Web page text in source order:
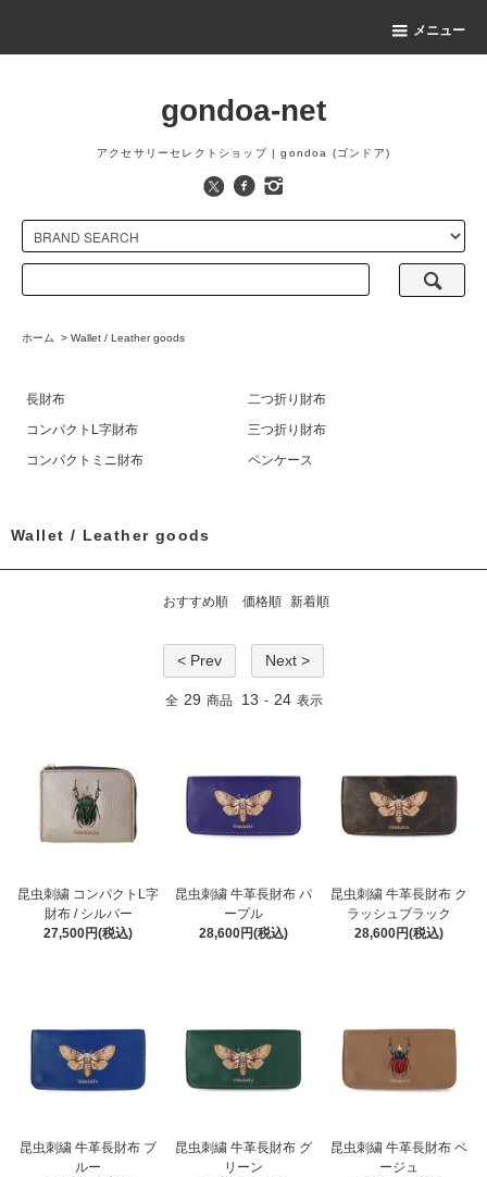
メニュー
gondoa-net
アクセサリーセレクトショップ | gondoa (ゴンドア)
ホーム > Wallet / Leather goods
長財布
二つ折り財布
コンパクトL字財布
三つ折り財布
コンパクトミニ財布
ペンケース
Wallet / Leather goods
おすすめ順 価格順 新着順
< Prev Next >
全 29 商品 13 - 24 表示
昆虫刺繍 コンパクトL字
財布 / シルバー
27,500円(税込)
昆虫刺繍 牛革長財布 パ
ープル
28,600円(税込)
昆虫刺繍 牛革長財布 ク
ラッシュブラック
28,600円(税込)
昆虫刺繍 牛革長財布 ブ
ルー
昆虫刺繍 牛革長財布 グ
リーン
昆虫刺繍 牛革長財布 ベ
ージュ